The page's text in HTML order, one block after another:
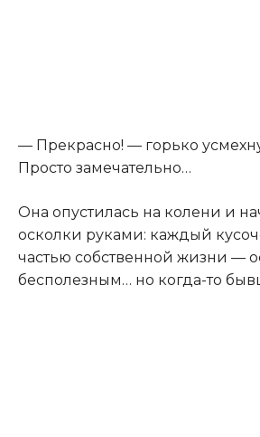
— Прекрасно! — горько
Просто замечательно…
Она опустилась на колени и
осколки руками: каждый
частью собственной жизни —
бесполезным… но когда-то